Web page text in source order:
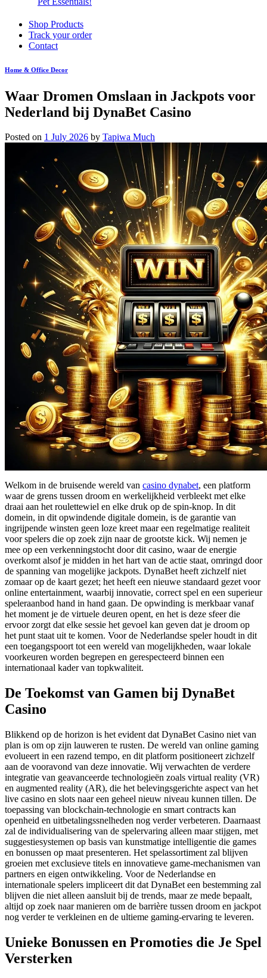
Shop Products
Track your order
Contact
Home & Office Decor
Waar Dromen Omslaan in Jackpots voor
Nederland bij DynaBet Casino
Posted on 1 July 2026 by Tapiwa Much
Welkom in de bruisende wereld van casino dynabet, een platform
waar de grens tussen droom en werkelijkheid verbleekt met elke
draai aan het roulettewiel en elke druk op de spin-knop. In dit
domein, in dit opwindende digitale domein, is de garantie van
ingrijpende winsten geen loze kreet maar een regelmatige realiteit
voor spelers die op zoek zijn naar de grootste kick. Wij nemen je
mee op een verkenningstocht door dit casino, waar de energie
overkomt alsof je midden in het hart van de actie staat, omringd door
de spanning van mogelijke jackpots. DynaBet heeft zichzelf niet
zomaar op de kaart gezet; het heeft een nieuwe standaard gezet voor
online entertainment, waarbij innovatie, correct spel en een superieur
speleraanbod hand in hand gaan. De opwinding is merkbaar vanaf
het moment je de virtuele deuren opent, en het is deze sfeer die
ervoor zorgt dat elke sessie het gevoel kan geven dat je droom op
het punt staat uit te komen. Voor de Nederlandse speler houdt in dit
een toegangspoort tot een wereld van mogelijkheden, waar lokale
voorkeuren worden begrepen en gerespecteerd binnen een
internationaal kader van topkwaliteit.
De Toekomst van Gamen bij DynaBet
Casino
Blikkend op de horizon is het evident dat DynaBet Casino niet van
plan is om op zijn lauweren te rusten. De wereld van online gaming
evolueert in een razend tempo, en dit platform positioneert zichzelf
aan de vooravond van deze innovatie. Wij verwachten de verdere
integratie van geavanceerde technologieën zoals virtual reality (VR)
en augmented reality (AR), die het belevingsgerichte aspect van het
live casino en slots naar een geheel nieuw niveau kunnen tillen. De
toepassing van blockchain-technologie en smart contracts kan
openheid en uitbetalingssnelheden nog verder verbeteren. Daarnaast
zal de individualisering van de spelervaring alleen maar stijgen, met
suggestiesystemen op basis van kunstmatige intelligentie die games
en bonussen op maat presenteren. Het spelassortiment zal blijven
groeien met exclusieve titels en innovatieve game-mechanismen van
partners en eigen ontwikkeling. Voor de Nederlandse en
internationale spelers impliceert dit dat DynaBet een bestemming zal
blijven die niet alleen aansluit bij de trends, maar ze mede bepaalt,
altijd op zoek naar manieren om de barrière tussen droom en jackpot
nog verder te verkleinen en de ultieme gaming-ervaring te leveren.
Unieke Bonussen en Promoties die Je Spel
Versterken